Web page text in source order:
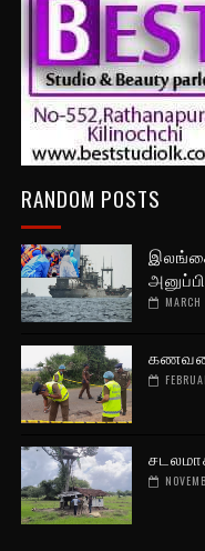
RANDOM POSTS